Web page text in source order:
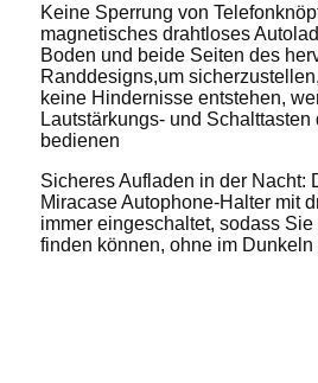
Keine Sperrung von
magnetisches drahtloses
Boden und beide Seiten des
Randdesigns,um
keine Hindernisse entstehen,
Lautstärkungs- und Schalttasten
bedienen
Sicheres Aufladen in der Nacht:
Miracase Autophone-Halter mit
immer eingeschaltet, sodass
finden können, ohne im Dunkeln